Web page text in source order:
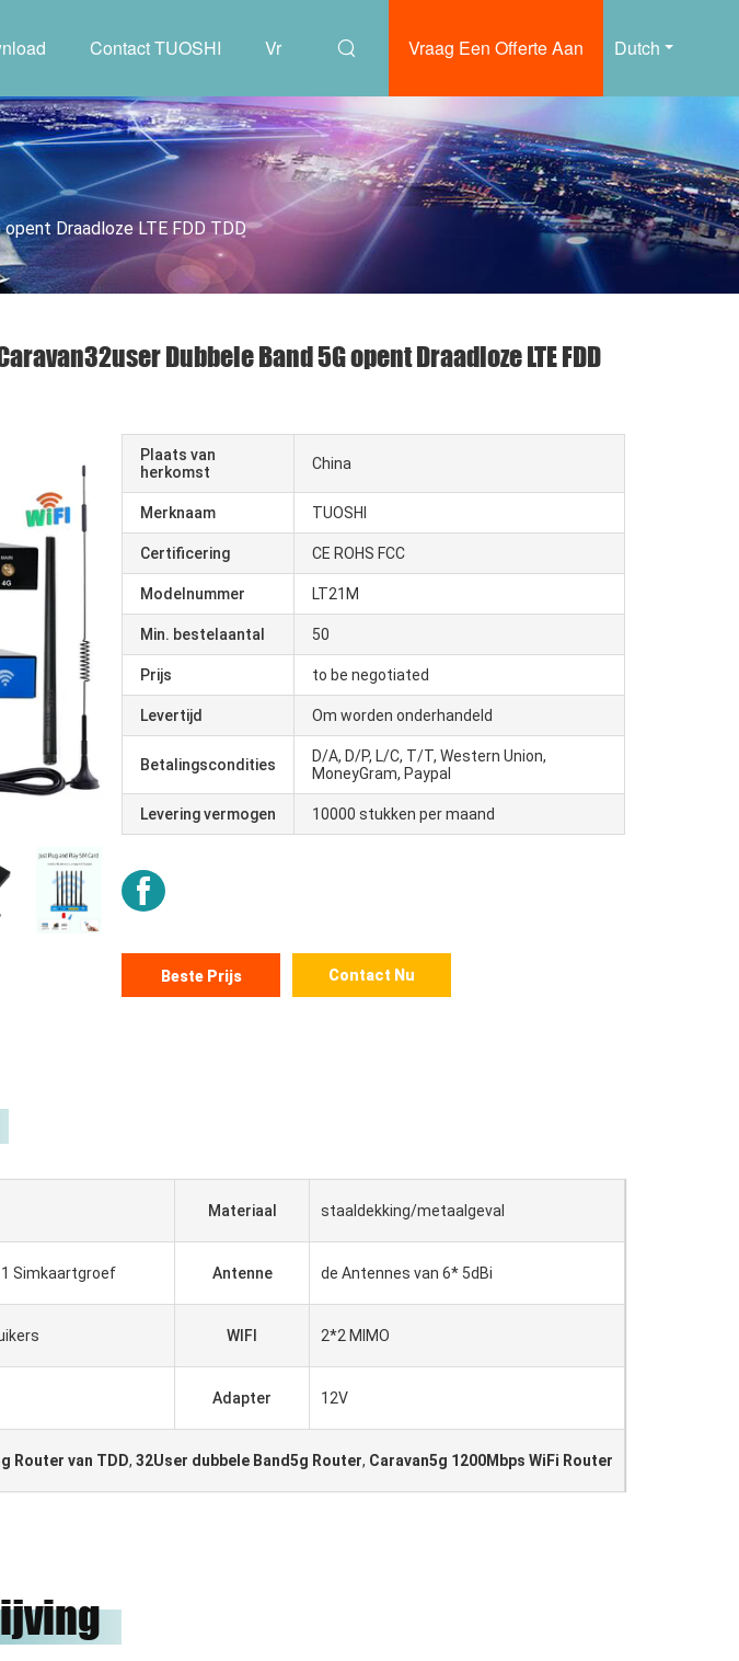
Dutch
Vraag Een Offerte Aan
Contact TUOSHI Vr
Draadloze LTE FDD TDD
en goede vrienden,
eer zijn om met hen te
Dubbele Band 5G opent Draadloze LTE FDD
Plaats van
herkomst
China
Merknaam TUOSHI
Certificering CE ROHS FCC
Modelnummer LT21M
Min. bestelaantal 50
Prijs to be negotiated
Levertijd Om worden onderhandeld
Betalingscondities
D/A, D/P, L/C, T/T, Western Union,
MoneyGram, Paypal
Levering vermogen 10000 stukken per maand
Beste Prijs Contact Nu
Materiaal staaldekking/metaalgeval
1 Simkaartgroef Antenne de Antennes van 6* 5dBi
WIFI 2*2 MIMO
Adapter 12V
Router van TDD, 32User dubbele Band5g Router, Caravan5g 1200Mbps WiFi Router